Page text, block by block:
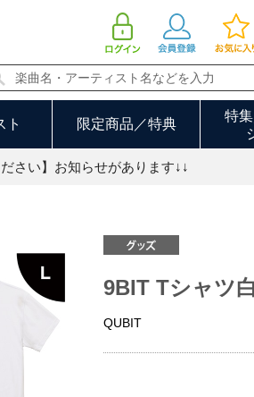
ト 限定商品／特典
特
さい】お知らせがあります↓↓
9BIT Tシャツ
QUBIT